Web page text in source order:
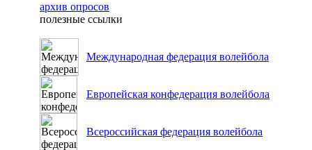
архив опросов
полезные ссылки
Международная федерация волейбола
Европейская конфедерация волейбола
Всероссийская федерация волейбола